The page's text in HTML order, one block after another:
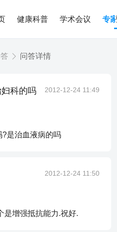
健康科普 学术会议 专
问答详情
科的吗 2012-12-24 11:49
是治血液病的吗
2012-12-24 11:50
是增强抵抗能力.祝好.